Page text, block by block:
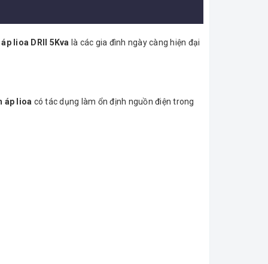
áp lioa DRII 5Kva là các gia đình ngày càng hiện đại
áp lioa có tác dụng làm ổn định nguồn điện trong